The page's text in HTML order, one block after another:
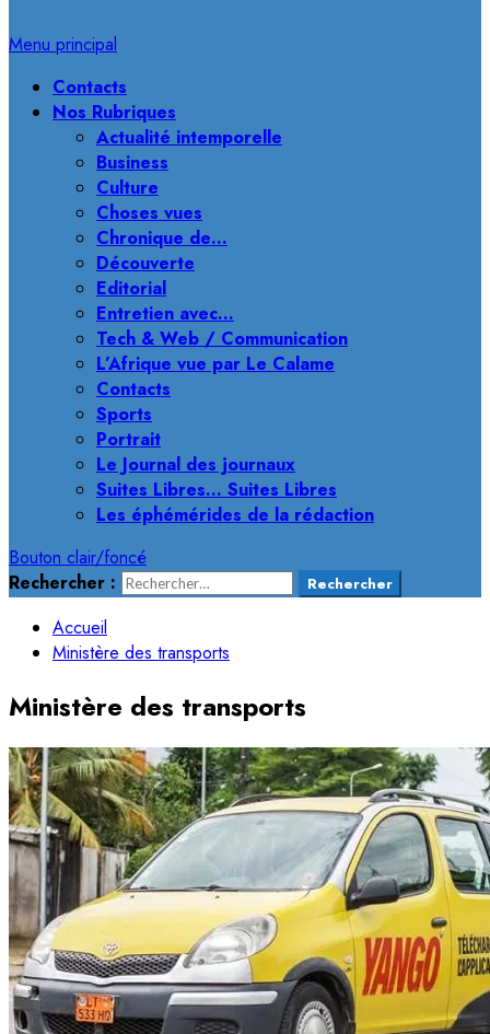
Menu principal
Contacts
Nos Rubriques
Actualité intemporelle
Business
Culture
Choses vues
Chronique de…
Découverte
Editorial
Entretien avec…
Tech & Web / Communication
L’Afrique vue par Le Calame
Contacts
Sports
Portrait
Le Journal des journaux
Suites Libres… Suites Libres
Les éphémérides de la rédaction
Bouton clair/foncé
Rechercher :
Accueil
Ministère des transports
Ministère des transports